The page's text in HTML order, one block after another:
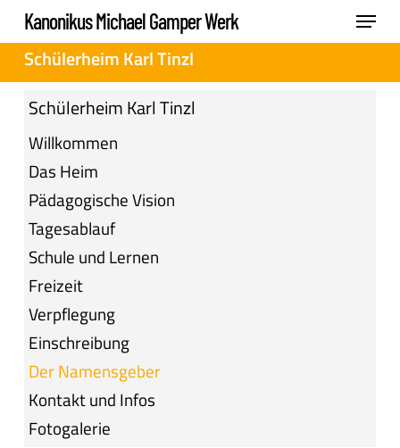
Skip
to
main
content
Kanonikus Michael Gamper Werk Menu
Schülerheim Karl Tinzl
Schülerheim Karl Tinzl
Willkommen
Das Heim
Pädagogische Vision
Tagesablauf
Schule und Lernen
Freizeit
Verpflegung
Einschreibung
Der Namensgeber
Kontakt und Infos
Fotogalerie
Menu